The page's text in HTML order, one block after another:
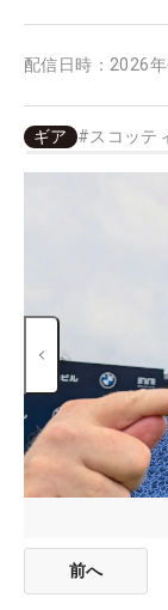
配信日時： 2026
ギア #スコッテ
前へ